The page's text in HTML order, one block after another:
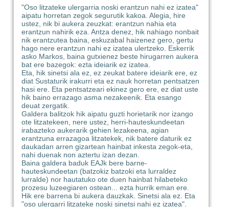
"Oso litzateke ulergarria noski erantzun nahi ez izatea"
aipatu horretan zegok segurutik kakoa. Alegia, hire
ustez, nik bi aukera zeuzkat: erantzun nahia eta
erantzun nahirik eza. Antza denez, hik nahiago nonbait
nik erantzutea baina, eskuzabal haizenez gero, gertu
hago nere erantzun nahi ez izatea ulertzeko. Eskerrik
asko Markos, baina gutxienez beste hirugarren aukera
bat ere bazegok: ezta ideiarik ez izatea.
Eta, hik sinetsi ala ez, ez zeukat batere ideiarik ere, ez
diat Sustaturik irakurri eta ez nauk horretan pentsatzen
hasi ere. Eta pentsatzeari ekinez gero ere, ez diat uste
hik baino errazago asma nezakeenik. Eta esango
deuat zergatik.
Galdera balitzok hik aipatu guzti horietarik nor izango
ote litzatekeen, nere ustez, herri-hauteskundeetan
irabazteko aukerarik gehien lezakeena, agian
erantzuna errazagoa litzatekek, nik batere daturik ez
daukadan arren gizartean hainbat inkesta zegok-eta,
nahi duenak non aztertu izan dezan.
Baina galdera baduk EAJk bere barne-
hauteskundeetan (batzokiz batzoki eta lurraldez
lurralde) nor hautatuko ote duen hainbat hilabeteko
prozesu luzeegiaren ostean... ezta hurrik eman ere.
Hik ere barrena bi aukera dauzkak. Sinetsi ala ez. Eta
"oso ulergarri litzateke noski sinetsi nahi ez izatea".